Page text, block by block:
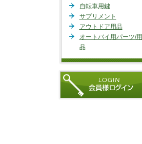
自転車用鍵
サプリメント
アウトドア用品
オートバイ用パーツ/用
品